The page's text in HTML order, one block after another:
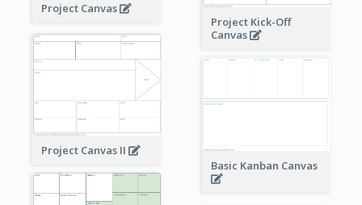
Project Canvas
Project Kick-Off
Canvas
Project Canvas II
Basic Kanban Canvas